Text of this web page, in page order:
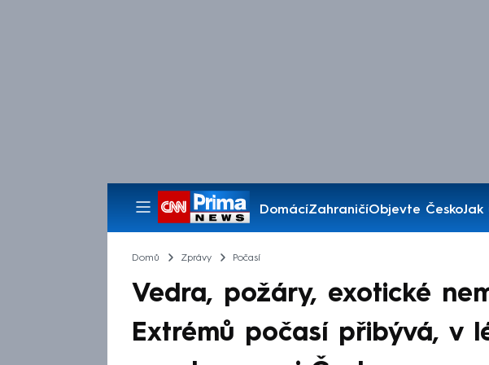
DomácíZahraničíObjevte ČeskoJak
Pořady
Domů Zprávy Počasí
Vedra, požáry, exotické
Extrémů počasí přibývá, v